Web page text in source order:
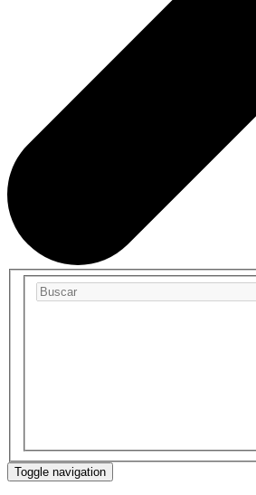
Toggle navigation